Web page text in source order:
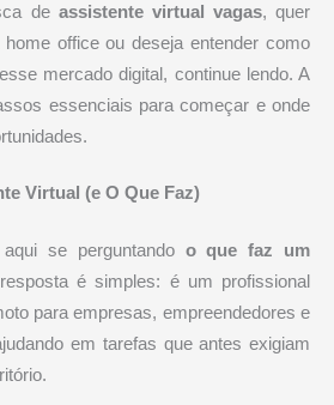
de assistente virtual vagas, quer
office ou deseja entender como
mercado digital, continue lendo. A
essenciais para começar e onde
Virtual (e O Que Faz)
se perguntando o que faz um
é simples: é um profissional
para empresas, empreendedores e
em tarefas que antes exigiam